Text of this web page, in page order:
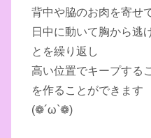
背中や脇のお肉を寄せ
日中に動いて胸から逃
とを繰り返し
高い位置でキープする
を作ることができます
(❁´ω`❁)